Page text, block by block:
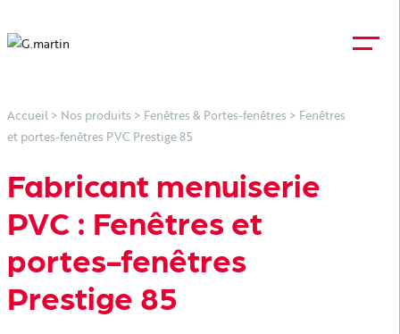
Accueil > Nos produits > Fenêtres & Portes-fenêtres > Fenêtres
et portes-fenêtres PVC Prestige 85
Fabricant menuiserie
PVC : Fenêtres et
portes-fenêtres
Prestige 85